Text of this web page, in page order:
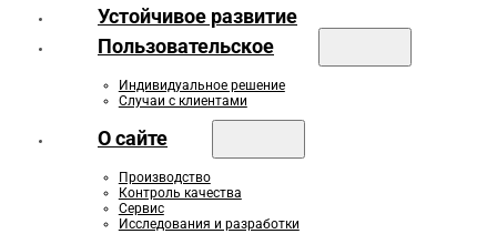
Устойчивое развитие
Пользовательское
Индивидуальное решение
Случаи с клиентами
О сайте
Производство
Контроль качества
Сервис
Исследования и разработки